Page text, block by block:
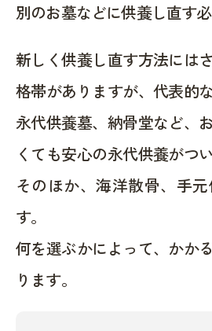
別のお墓などに供養し直す必
新しく供養し直す方法には
格帯がありますが、代表的
永代供養墓、納骨堂など、
くても安心の永代供養がつ
そのほか、海洋散骨、手
す。
何を選ぶかによって、かか
ります。